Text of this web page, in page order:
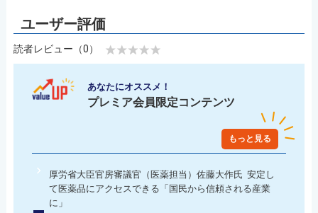
読者レビュー（0）
あなたにオススメ！
プレミア会員限定コンテンツ
もっと見る
厚労省大臣官房審議官（医薬担当）佐藤大作氏 安定し
て医薬品にアクセスできる「国民から信頼される産業
に」